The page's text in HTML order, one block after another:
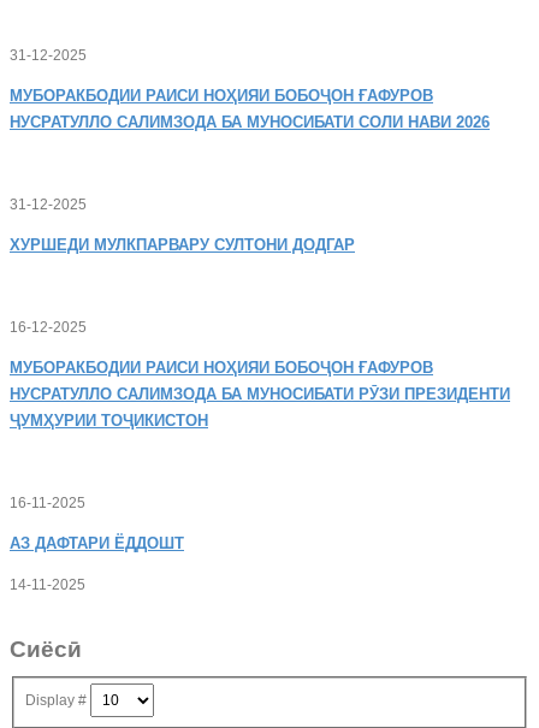
31-12-2025
МУБОРАКБОДИИ РАИСИ НОҲИЯИ БОБОҶОН ҒАФУРОВ
НУСРАТУЛЛО САЛИМЗОДА БА МУНОСИБАТИ СОЛИ НАВИ 2026
31-12-2025
ХУРШЕДИ МУЛКПАРВАРУ СУЛТОНИ ДОДГАР
16-12-2025
МУБОРАКБОДИИ РАИСИ НОҲИЯИ БОБОҶОН ҒАФУРОВ
НУСРАТУЛЛО САЛИМЗОДА БА МУНОСИБАТИ РӮЗИ ПРЕЗИДЕНТИ
ҶУМҲУРИИ ТОҶИКИСТОН
16-11-2025
АЗ ДАФТАРИ ЁДДОШТ
14-11-2025
Сиёсӣ
Display #